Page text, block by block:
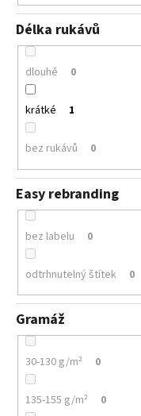
Délka rukávů
dlouhé 0
krátké 1
bez rukávů 0
Easy rebranding
bez labelu 0
odtrhnutelný štítek 0
Gramáž
30-130 g/m² 0
135-155 g/m² 0